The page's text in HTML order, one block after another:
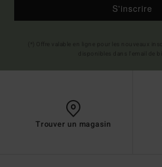
S'inscrire
Trouver un magasin